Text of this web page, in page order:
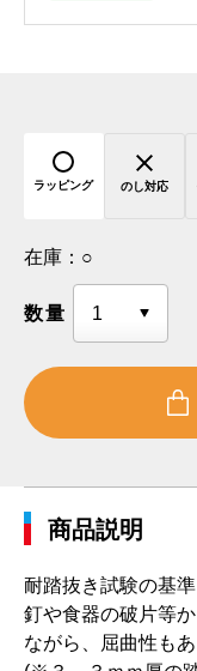
ラッピング のし対応
在庫： ○
数量
商品説明
耐踏抜き試験の基準
釘や食器の破片等
ながら、屈曲性もあ